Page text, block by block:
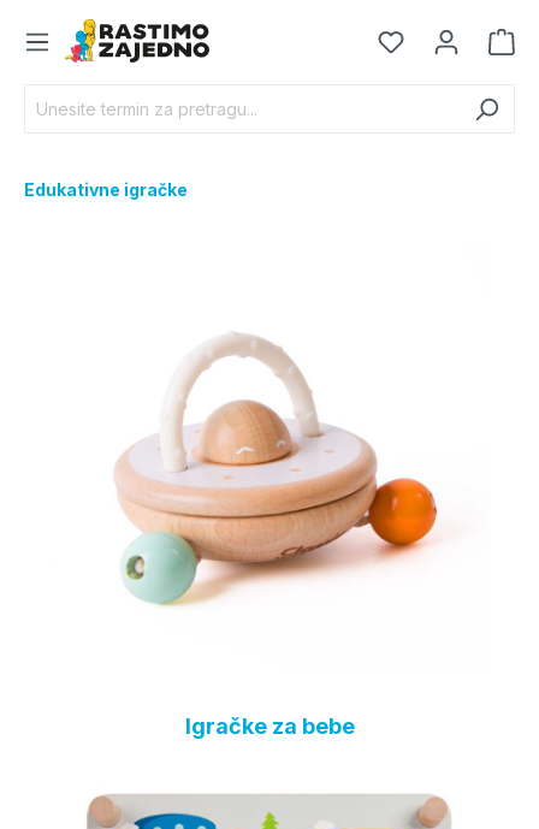
Edukativne igračke
Igračke za bebe